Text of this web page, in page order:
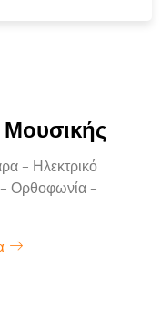
Μουσικής
- Ηλεκτρικό
Ορθοφωνία -